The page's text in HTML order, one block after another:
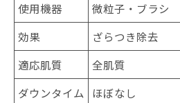
使用機器
微粒子・ブラシ
効果
ざらつき除去
適応肌質
全肌質
ダウンタイム
ほぼなし